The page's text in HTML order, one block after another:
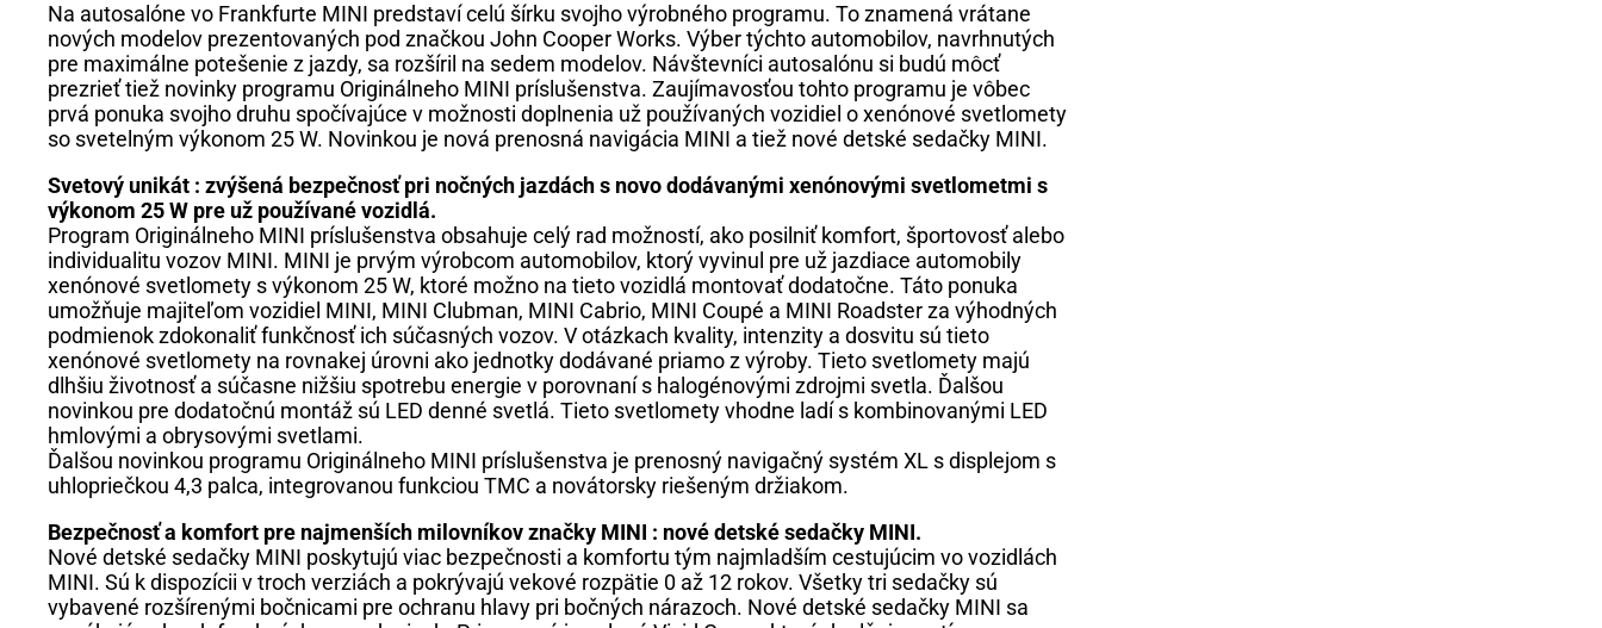
Na autosalóne vo Frankfurte MINI predstaví celú šírku svojho výrobného programu. To znamená vrátane
nových modelov prezentovaných pod značkou John Cooper Works. Výber týchto automobilov, navrhnutých
pre maximálne potešenie z jazdy, sa rozšíril na sedem modelov. Návštevníci autosalónu si budú môcť
prezrieť tiež novinky programu Originálneho MINI príslušenstva. Zaujímavosťou tohto programu je vôbec
prvá ponuka svojho druhu spočívajúce v možnosti doplnenia už používaných vozidiel o xenónové svetlomety
so svetelným výkonom 25 W. Novinkou je nová prenosná navigácia MINI a tiež nové detské sedačky MINI.
Svetový unikát : zvýšená bezpečnosť pri nočných jazdách s novo dodávanými xenónovými svetlometmi s
výkonom 25 W pre už používané vozidlá.
Program Originálneho MINI príslušenstva obsahuje celý rad možností, ako posilniť komfort, športovosť alebo
individualitu vozov MINI. MINI je prvým výrobcom automobilov, ktorý vyvinul pre už jazdiace automobily
xenónové svetlomety s výkonom 25 W, ktoré možno na tieto vozidlá montovať dodatočne. Táto ponuka
umožňuje majiteľom vozidiel MINI, MINI Clubman, MINI Cabrio, MINI Coupé a MINI Roadster za výhodných
podmienok zdokonaliť funkčnosť ich súčasných vozov. V otázkach kvality, intenzity a dosvitu sú tieto
xenónové svetlomety na rovnakej úrovni ako jednotky dodávané priamo z výroby. Tieto svetlomety majú
dlhšiu životnosť a súčasne nižšiu spotrebu energie v porovnaní s halogénovými zdrojmi svetla. Ďalšou
novinkou pre dodatočnú montáž sú LED denné svetlá. Tieto svetlomety vhodne ladí s kombinovanými LED
hmlovými a obrysovými svetlami.
Ďalšou novinkou programu Originálneho MINI príslušenstva je prenosný navigačný systém XL s displejom s
uhlopriečkou 4,3 palca, integrovanou funkciou TMC a novátorsky riešeným držiakom.
Bezpečnosť a komfort pre najmenších milovníkov značky MINI : nové detské sedačky MINI.
Nové detské sedačky MINI poskytujú viac bezpečnosti a komfortu tým najmladším cestujúcim vo vozidlách
MINI. Sú k dispozícii v troch verziách a pokrývajú vekové rozpätie 0 až 12 rokov. Všetky tri sedačky sú
vybavené rozšírenými bočnicami pre ochranu hlavy pri bočných nárazoch. Nové detské sedačky MINI sa